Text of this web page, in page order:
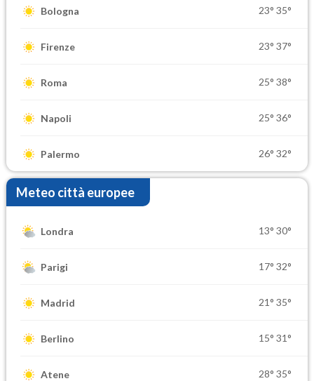
Bologna 23° 35°
Firenze 23° 37°
Roma 25° 38°
Napoli 25° 36°
Palermo 26° 32°
Meteo città europee
Londra 13° 30°
Parigi 17° 32°
Madrid 21° 35°
Berlino 15° 31°
Atene 28° 35°